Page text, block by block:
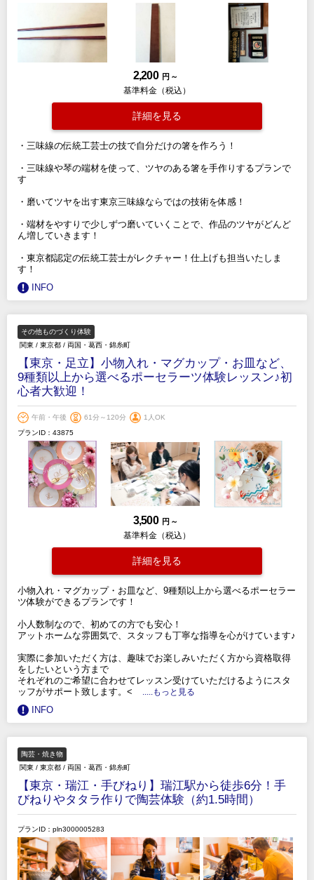
2,200 円 ～
基準料金（税込）
詳細を見る
・三味線の伝統工芸士の技で自分だけの箸を作ろう！
・三味線や琴の端材を使って、ツヤのある箸を手作りするプランで
す
・磨いてツヤを出す東京三味線ならではの技術を体感！
・端材をやすりで少しずつ磨いていくことで、作品のツヤがどんど
ん増していきます！
・東京都認定の伝統工芸士がレクチャー！仕上げも担当いたしま
す！
INFO
その他ものづくり体験
関東 / 東京都 / 両国・葛西・錦糸町
【東京・足立】小物入れ・マグカップ・お皿など、
9種類以上から選べるポーセラーツ体験レッスン♪初
心者大歓迎！
午前・午後 61分～120分
1人OK
プランID：43875
3,500 円 ～
基準料金（税込）
詳細を見る
小物入れ・マグカップ・お皿など、9種類以上から選べるポーセラー
ツ体験ができるプランです！
小人数制なので、初めての方でも安心！
アットホームな雰囲気で、スタッフも丁寧な指導を心がけています♪
実際に参加いただく方は、趣味でお楽しみいただく方から資格取得
をしたいという方まで
それぞれのご希望に合わせてレッスン受けていただけるようにスタ
ッフがサポート致します。<
.....もっと見る
INFO
陶芸・焼き物
関東 / 東京都 / 両国・葛西・錦糸町
【東京・瑞江・手びねり】瑞江駅から徒歩6分！手
びねりやタタラ作りで陶芸体験（約1.5時間）
プランID：pln3000005283